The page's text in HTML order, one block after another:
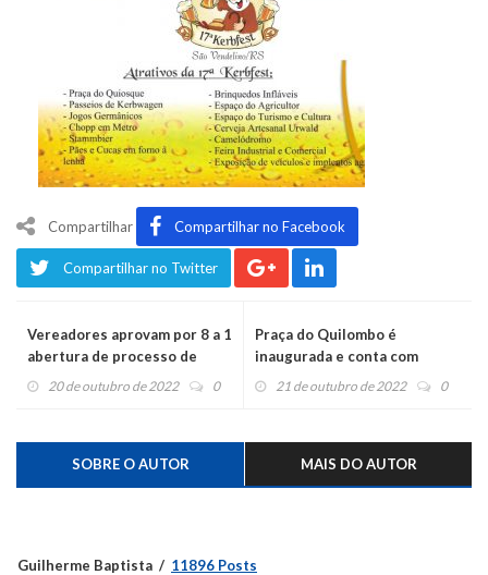
Compartilhar Compartilhar no Facebook
Compartilhar no Twitter
Vereadores aprovam por 8 a 1
abertura de processo de
impeachment contra a
20 de outubro de 2022 0
Praça do Quilombo é
inaugurada e conta com
campo iluminado
21 de outubro de 2022 0
SOBRE O AUTOR MAIS DO AUTOR
Guilherme Baptista 11896 Posts